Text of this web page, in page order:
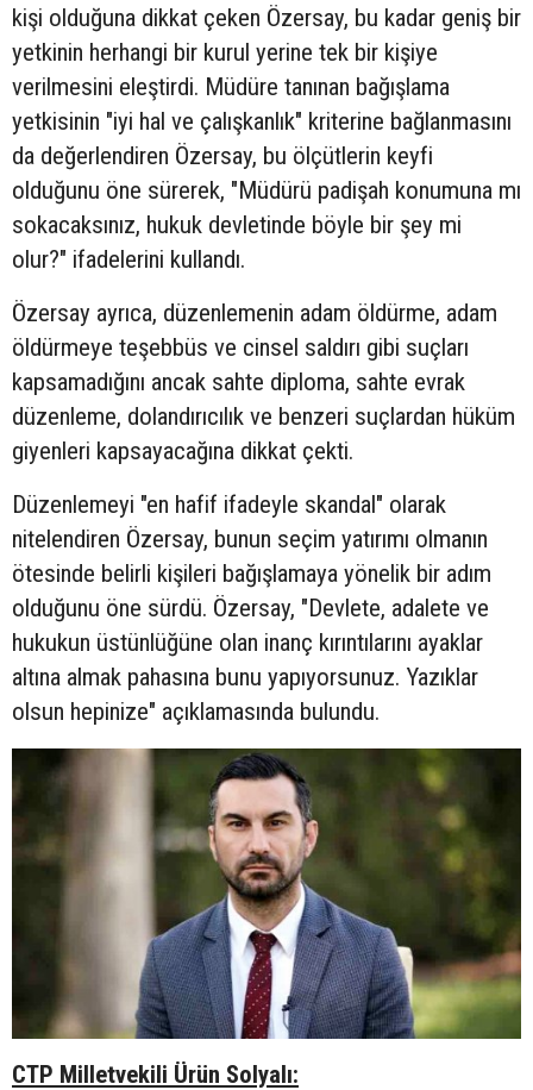
kişi olduğuna dikkat çeken Özersay, bu kadar geniş bir
yetkinin herhangi bir kurul yerine tek bir kişiye
verilmesini eleştirdi. Müdüre tanınan bağışlama
yetkisinin "iyi hal ve çalışkanlık" kriterine bağlanmasını
da değerlendiren Özersay, bu ölçütlerin keyfi
olduğunu öne sürerek, "Müdürü padişah konumuna mı
sokacaksınız, hukuk devletinde böyle bir şey mi
olur?" ifadelerini kullandı.
Özersay ayrıca, düzenlemenin adam öldürme, adam
öldürmeye teşebbüs ve cinsel saldırı gibi suçları
kapsamadığını ancak sahte diploma, sahte evrak
düzenleme, dolandırıcılık ve benzeri suçlardan hüküm
giyenleri kapsayacağına dikkat çekti.
Düzenlemeyi "en hafif ifadeyle skandal" olarak
nitelendiren Özersay, bunun seçim yatırımı olmanın
ötesinde belirli kişileri bağışlamaya yönelik bir adım
olduğunu öne sürdü. Özersay, "Devlete, adalete ve
hukukun üstünlüğüne olan inanç kırıntılarını ayaklar
altına almak pahasına bunu yapıyorsunuz. Yazıklar
olsun hepinize" açıklamasında bulundu.
CTP Milletvekili Ürün Solyalı: